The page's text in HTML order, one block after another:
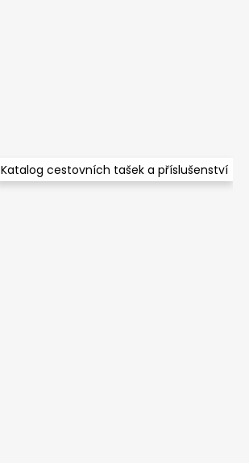
Katalog cestovních tašek a příslušenství